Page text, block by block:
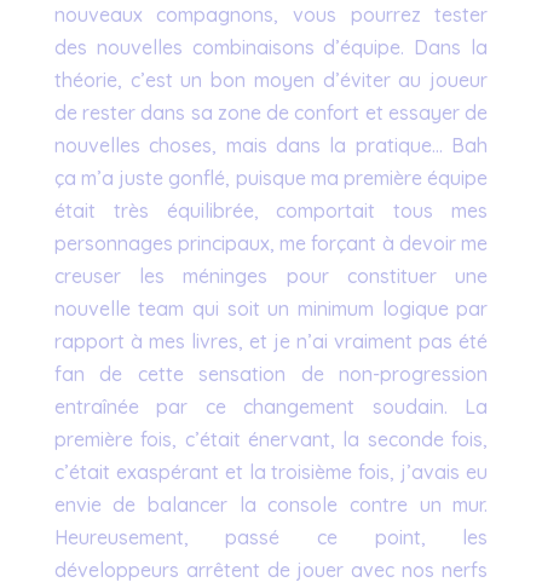
nouveaux compagnons, vous pourrez tester
des nouvelles combinaisons d’équipe. Dans la
théorie, c’est un bon moyen d’éviter au joueur
de rester dans sa zone de confort et essayer de
nouvelles choses, mais dans la pratique… Bah
ça m’a juste gonflé, puisque ma première équipe
était très équilibrée, comportait tous mes
personnages principaux, me forçant à devoir me
creuser les méninges pour constituer une
nouvelle team qui soit un minimum logique par
rapport à mes livres, et je n’ai vraiment pas été
fan de cette sensation de non-progression
entraînée par ce changement soudain. La
première fois, c’était énervant, la seconde fois,
c’était exaspérant et la troisième fois, j’avais eu
envie de balancer la console contre un mur.
Heureusement, passé ce point, les
développeurs arrêtent de jouer avec nos nerfs